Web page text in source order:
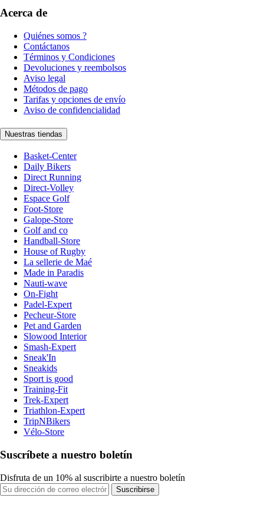
Acerca de
Quiénes somos ?
Contáctanos
Términos y Condiciones
Devoluciones y reembolsos
Aviso legal
Métodos de pago
Tarifas y opciones de envío
Aviso de confidencialidad
Nuestras tiendas
Basket-Center
Daily Bikers
Direct Running
Direct-Volley
Espace Golf
Foot-Store
Galope-Store
Golf and co
Handball-Store
House of Rugby
La sellerie de Maé
Made in Paradis
Nauti-wave
On-Fight
Padel-Expert
Pecheur-Store
Pet and Garden
Slowood Interior
Smash-Expert
Sneak'In
Sneakids
Sport is good
Training-Fit
Trek-Expert
Triathlon-Expert
TripNBikers
Vélo-Store
Suscríbete a nuestro boletín
Disfruta de un 10% al suscribirte a nuestro boletín
Suscribirse